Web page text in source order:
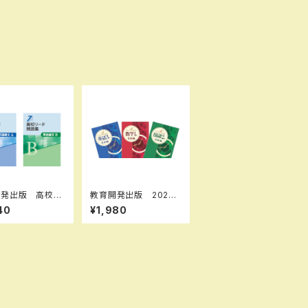
発出版 高校リ
集 英語構文
構文 B 2026
各科目（選択く
教育開発出版 2026
年度版 新中学問題
集 国語 中1～3 発
展編 各学年（選択くだ
¥1,980